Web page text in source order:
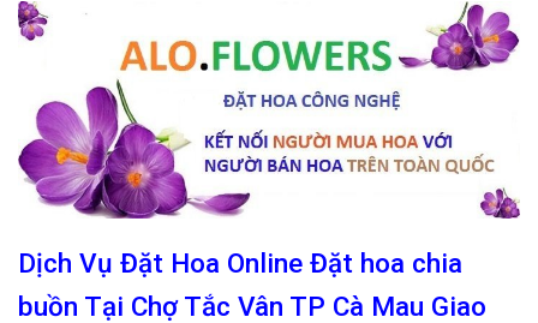
Dịch Vụ Đặt Hoa Online Đặt hoa chia
buồn Tại Chợ Tắc Vân TP Cà Mau Giao